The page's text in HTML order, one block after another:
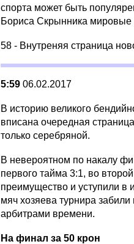
спорта может быть
Бориса Скрынника
58 - Внутреняя страница
5:59 06.02.2017
В историю великого
вписана очередная
только серебряной.
В невероятном по накалу
первого тайма 3:1, во
преимущество и уступили
мяч хозяева турнира
арбитрами времени.
На финал за 50 крон